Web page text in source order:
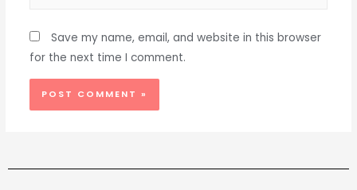
Save my name, email, and website in this browser
for the next time I comment.